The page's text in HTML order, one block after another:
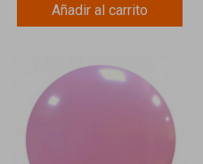
Añadir al carrito